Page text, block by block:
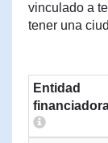
vinculado a
tener una
Entidad